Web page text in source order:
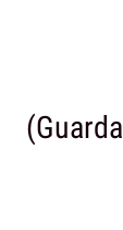
(Guarda